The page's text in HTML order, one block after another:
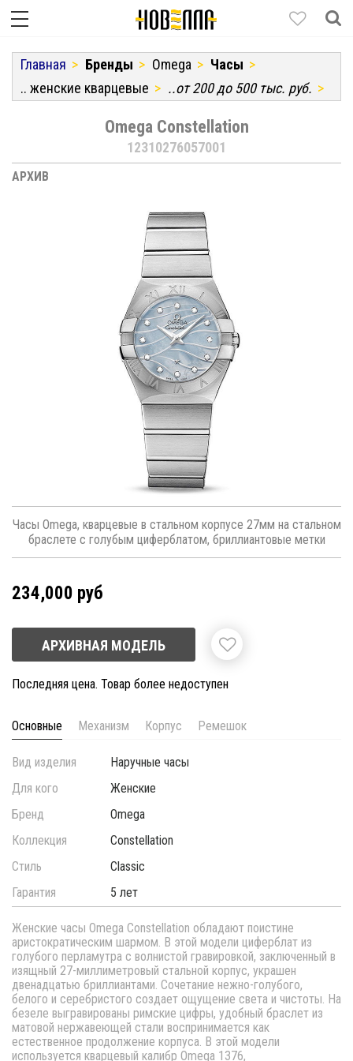
Главная Бренды Omega
Часы
.. женские кварцевые
..от 200 до 500 тыс. руб.
Omega Constellation
12310276057001
АРХИВ
Часы Omega, кварцевые в стальном корпусе 27мм на стальном
браслете с голубым циферблатом, бриллиантовые метки
234,000 руб
АРХИВНАЯ МОДЕЛЬ
Последняя цена. Товар более недоступен
Основные Механизм Корпус Ремешок
Вид изделия
Наручные часы
Для кого
Женские
Бренд
Omega
Коллекция
Constellation
Стиль
Classic
Гарантия
5 лет
Женские часы Omega Constellation обладают поистине
аристократическим шармом. В этой модели циферблат из
голубого перламутра с волнистой гравировкой, заключенный в
изящный 27-миллиметровый стальной корпус, украшен
двенадцатью бриллиантами. Сочетание нежно-голубого,
белого и серебристого создает ощущение света и чистоты. На
безеле выгравированы римские цифры, удобный браслет из
матовой нержавеющей стали воспринимается как
естественное продолжение корпуса. В этой модели
используется кварцевый калибр Omega 1376,